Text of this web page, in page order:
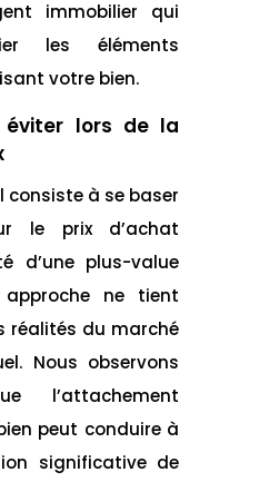
immobilier qui
les éléments
votre bien.
éviter lors de la
consiste à se baser
le prix d’achat
d’une plus-value
approche ne tient
réalités du marché
Nous observons
l’attachement
peut conduire à
significative de